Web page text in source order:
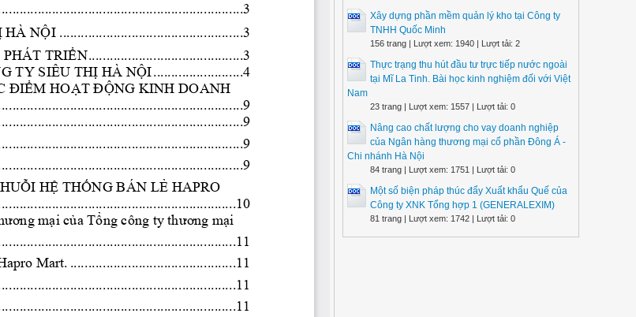
Xây dựng phần mềm quản lý kho tại Công ty
TNHH Quốc Minh
156 trang | Lượt xem: 1940 | Lượt tải: 2
Thực trạng thu hút đầu tư trực tiếp nước ngoài
tại Mĩ La Tinh. Bài học kinh nghiệm đối với Việt
Nam
23 trang | Lượt xem: 1557 | Lượt tải: 0
Nâng cao chất lượng cho vay doanh nghiệp
của Ngân hàng thương mại cổ phần Đông Á -
Chi nhánh Hà Nội
84 trang | Lượt xem: 1751 | Lượt tải: 0
Một số biện pháp thúc đẩy Xuất khẩu Quế của
Công ty XNK Tổng hợp 1 (GENERALEXIM)
81 trang | Lượt xem: 1742 | Lượt tải: 0